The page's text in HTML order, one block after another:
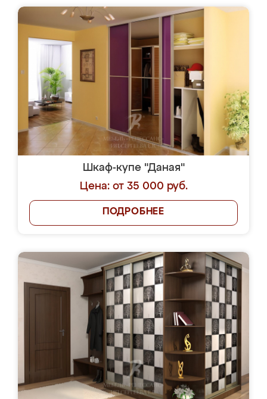
Шкаф-купе "Даная"
Цена: от 35 000 руб.
ПОДРОБНЕЕ